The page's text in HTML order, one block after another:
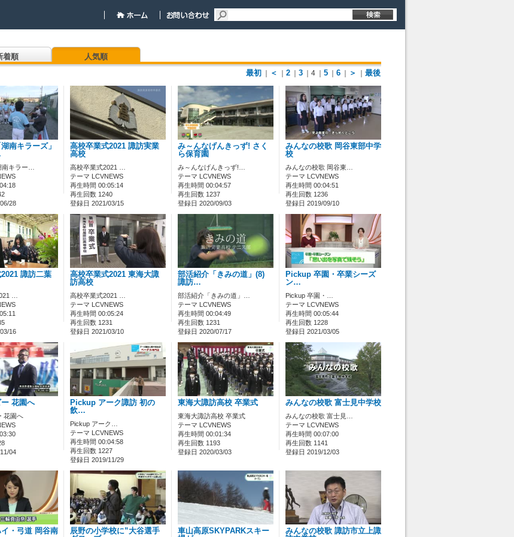
着順
人気順
最初
＜ 2 3 ｜4 5 6 ＞ 最後
南キラーズ」
南キラー…
28
高校卒業式2021 諏訪実業
高校
高校卒業式2021 …
テーマ LCVNEWS
再生時間 00:05:14
再生回数 1240
登録日 2021/03/15
み～んなげんきっず! さく
ら保育園
み～んなげんきっず!…
テーマ LCVNEWS
再生時間 00:04:57
再生回数 1237
登録日 2020/09/03
みんなの校歌 岡谷東部中学
校
みんなの校歌 岡谷東…
テーマ LCVNEWS
再生時間 00:04:51
再生回数 1236
登録日 2019/09/10
諏訪二葉
…
16
高校卒業式2021 東海大諏
訪高校
高校卒業式2021 …
テーマ LCVNEWS
再生時間 00:05:24
再生回数 1231
登録日 2021/03/10
部活紹介「きみの道」(8)
諏訪…
部活紹介「きみの道」…
テーマ LCVNEWS
再生時間 00:04:49
再生回数 1231
登録日 2020/07/17
Pickup 卒園・卒業シーズ
ン…
Pickup 卒園・…
テーマ LCVNEWS
再生時間 00:05:44
再生回数 1228
登録日 2021/03/05
花園へ
花園へ
04
Pickup アーク諏訪 初の
飲…
Pickup アーク…
テーマ LCVNEWS
再生時間 00:04:58
再生回数 1227
登録日 2019/11/29
東海大諏訪高校 卒業式
東海大諏訪高校 卒業式
テーマ LCVNEWS
再生時間 00:01:34
再生回数 1193
登録日 2020/03/03
みんなの校歌 富士見中学校
みんなの校歌 富士見…
テーマ LCVNEWS
再生時間 00:07:00
再生回数 1141
登録日 2019/12/03
・弓道 岡谷南
辰野の小学校に”大谷選手
車山高原SKYPARKスキー
みんなの校歌 諏訪市立上諏